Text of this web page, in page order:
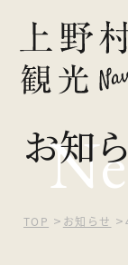
ピッ
観光
自然
お知
TOP お知らせ